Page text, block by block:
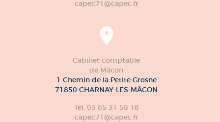
capec71@capec.fr
Cabinet comptable
de Mâcon
1 Chemin de la Petite Grosne
71850 CHARNAY-LES-MÂCON
Tél. 03 85 31 58 18
capec71@capec.fr